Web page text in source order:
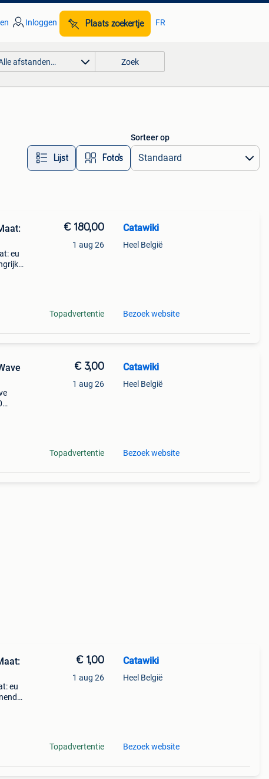
Inloggen Plaats zoekertje FR
afstanden… Zoek
Lijst Foto’s
Sorteer op
eu
€ 180,00
1 aug 26
Topadvertentie
Catawiki
Heel België
Bezoek website
€ 3,00
1 aug 26
Topadvertentie
Catawiki
Heel België
Bezoek website
eu
€ 1,00
1 aug 26
Topadvertentie
Catawiki
Heel België
Bezoek website